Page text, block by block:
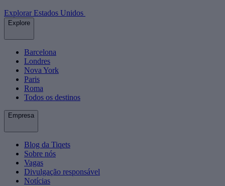
Explorar Estados Unidos
Explore
Barcelona
Londres
Nova York
Paris
Roma
Todos os destinos
Empresa
Blog da Tiqets
Sobre nós
Vagas
Divulgação responsável
Notícias